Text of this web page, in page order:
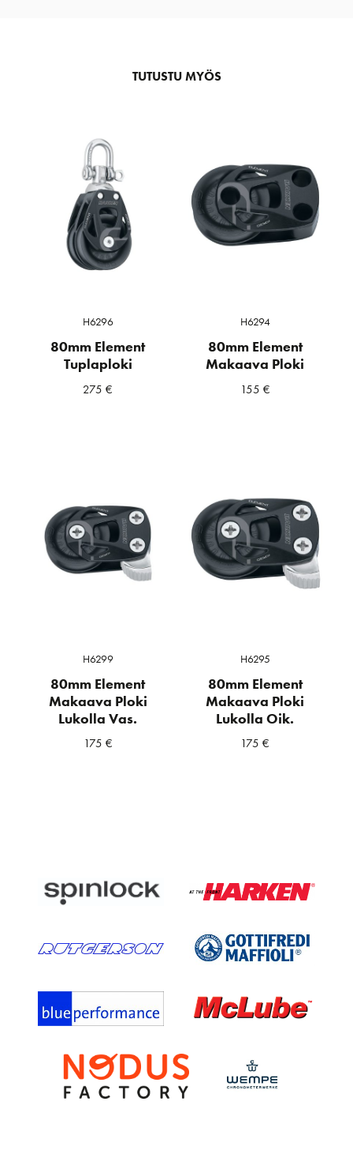
TUTUSTU MYÖS
H6296
80mm Element
Tuplaploki
275€
H6294
80mm Element
Makaava Ploki
155 €
H6299
80mm Element
Makaava Ploki
Lukolla Vas.
175 €
H6295
80mm Element
Makaava Ploki
Lukolla Oik.
175€